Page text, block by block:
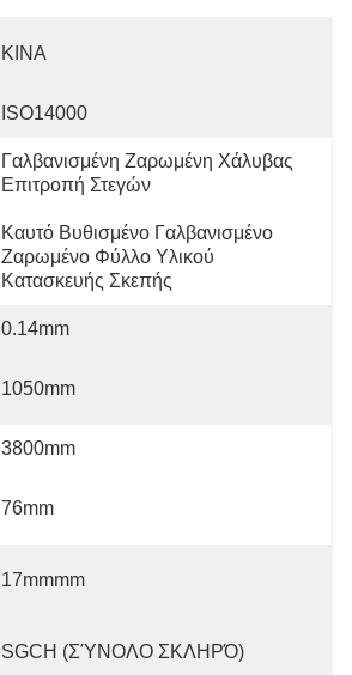
ΚΙΝΑ
ISO14000
Γαλβανισμένη Ζαρωμένη Χάλυβας
Επιτροπή Στεγών
Καυτό Βυθισμένο Γαλβανισμένο
Ζαρωμένο Φύλλο Υλικού
Κατασκευής Σκεπής
0.14mm
1050mm
3800mm
76mm
17mmmm
SGCH (ΣΎΝΟΛΟ ΣΚΛΗΡΌ)